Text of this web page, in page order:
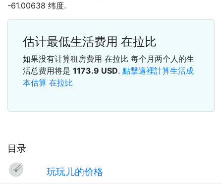
目录
玩玩儿的价格
-61.00638 纬度.
估计最低生活费用 在拉比
如果没有计算租房费用 在拉比 每个月两个人的生
活总费用将是 1173.9 USD. 點擊這裡計算生活成
本估算 在拉比